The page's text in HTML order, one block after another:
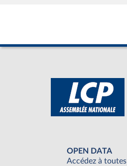
OPEN DATA
Accédez à toutes